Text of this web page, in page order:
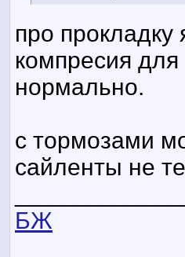
про прокладку
компресия
нормально.
с тормозами
сайленты не
БЖ